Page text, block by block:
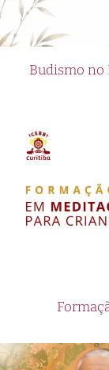
Budismo no